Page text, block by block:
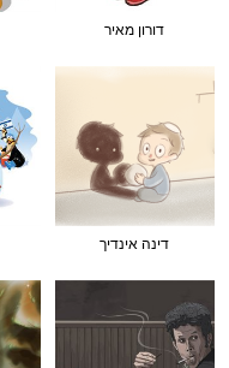
דורון מאיר
דינה אינדיך